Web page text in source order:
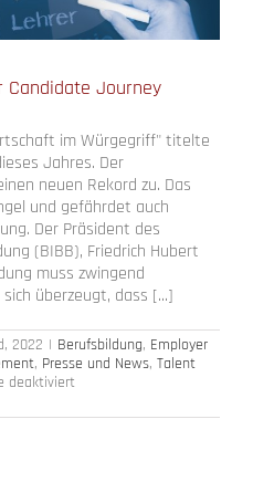
Candidate Journey
im Würgegriff" titelte
Jahres. Der
neuen Rekord zu. Das
und gefährdet auch
Der Präsident des
(BIBB), Friedrich Hubert
muss zwingend
überzeugt, dass [...]
2022 | Berufsbildung, Employer
, Presse und News, Talent
deaktiviertfür
Befragung